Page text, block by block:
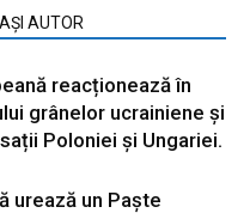
AUTOR
reacționează în
grânelor ucrainiene și
Poloniei și Ungariei.
urează un Paște